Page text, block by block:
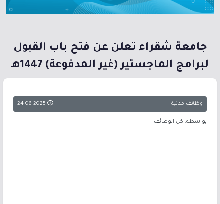
جامعة شقراء تعلن عن فتح باب القبول
لبرامج الماجستير (غير المدفوعة) 1447هـ
وظائف مدنية 24-06-2025
بواسطة: كل الوظائف